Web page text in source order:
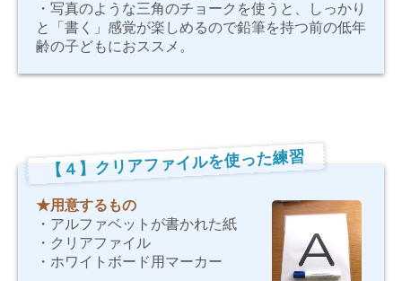
・写真のような三角のチョークを使うと、しっかり
と「書く」感覚が楽しめるので鉛筆を持つ前の低年
齢の子どもにおススメ。
【４】クリアファイルを使った練習
★用意するもの
・アルファベットが書かれた紙
・クリアファイル
・ホワイトボード用マーカー